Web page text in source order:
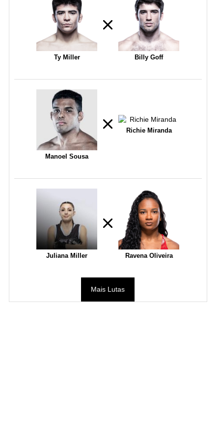
Ty Miller Billy Goff
Manoel Sousa
Richie Miranda
Juliana Miller Ravena Oliveira
Mais Lutas